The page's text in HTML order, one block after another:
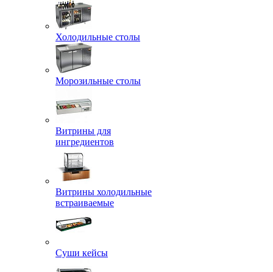
Холодильные столы
Морозильные столы
Витрины для
ингредиентов
Витрины холодильные
встраиваемые
Суши кейсы